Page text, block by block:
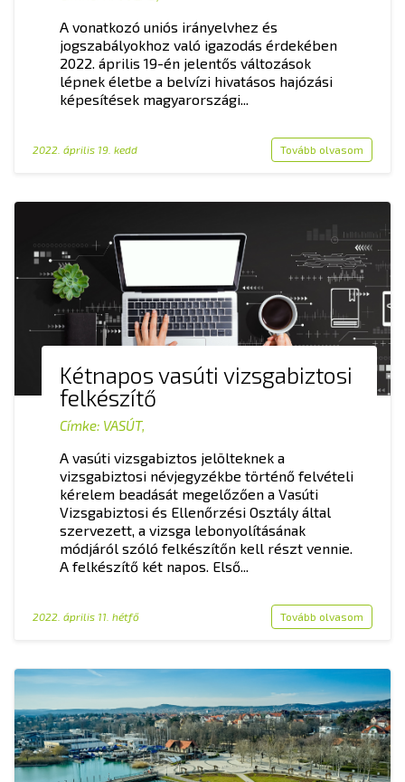
A vonatkozó uniós irányelvhez és
jogszabályokhoz való igazodás érdekében
2022. április 19-én jelentős változások
lépnek életbe a belvízi hivatásos hajózási
képesítések magyarországi...
2022. április 19. kedd Tovább olvasom
Kétnapos vasúti vizsgabiztosi
felkészítő
Címke: VASÚT,
A vasúti vizsgabiztos jelölteknek a
vizsgabiztosi névjegyzékbe történő felvételi
kérelem beadását megelőzően a Vasúti
Vizsgabiztosi és Ellenőrzési Osztály által
szervezett, a vizsga lebonyolításának
módjáról szóló felkészítőn kell részt vennie.
A felkészítő két napos. Első...
2022. április 11. hétfő Tovább olvasom